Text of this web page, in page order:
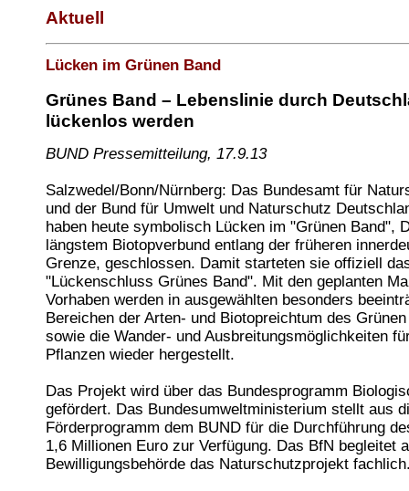
Aktuell
Lücken im Grünen Band
Grünes Band – Lebenslinie durch
lückenlos werden
BUND Pressemitteilung, 17.9.13
Salzwedel/Bonn/Nürnberg: Das Bundesamt für
und der Bund für Umwelt und Naturschutz
haben heute symbolisch Lücken im "Grünen Band",
längstem Biotopverbund entlang der früheren
Grenze, geschlossen. Damit starteten sie offiziell
"Lückenschluss Grünes Band". Mit den geplanten
Vorhaben werden in ausgewählten besonders
Bereichen der Arten- und Biotopreichtum des
sowie die Wander- und Ausbreitungsmöglichkeiten
Pflanzen wieder hergestellt.
Das Projekt wird über das Bundesprogramm
gefördert. Das Bundesumweltministerium stellt aus
Förderprogramm dem BUND für die Durchführung
1,6 Millionen Euro zur Verfügung. Das BfN begleitet
Bewilligungsbehörde das Naturschutzprojekt